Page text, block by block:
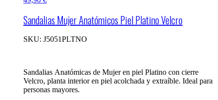
Sandalias Mujer Anatómicos Piel Platino Velcro
SKU: J5051PLTNO
Sandalias Anatómicas de Mujer en piel Platino con cierre
Velcro, planta interior en piel acolchada y extraíble. Ideal para
personas mayores.